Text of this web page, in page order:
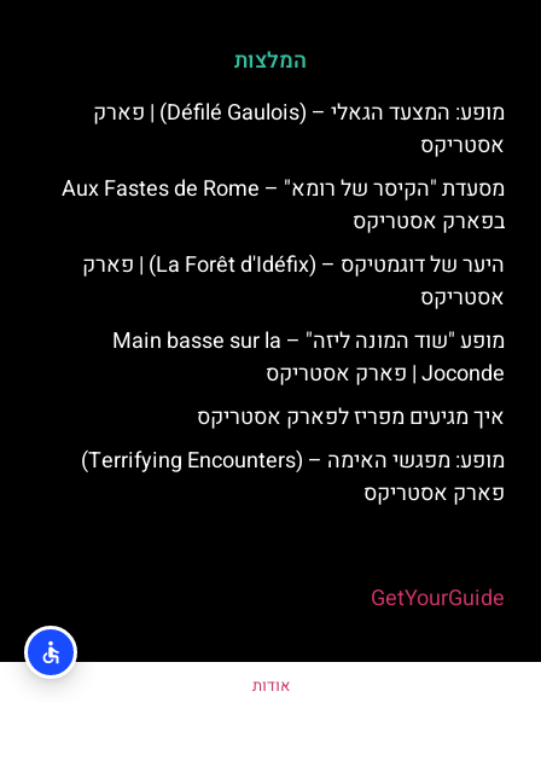
המלצות
מופע: המצעד הגאלי – (Défilé Gaulois) | פארק
אסטריקס
מסעדת "הקיסר של רומא" – Aux Fastes de Rome
בפארק אסטריקס
היער של דוגמטיקס – (La Forêt d'Idéfix) | פארק
אסטריקס
מופע "שוד המונה ליזה" – Main basse sur la
Joconde | פארק אסטריקס
איך מגיעים מפריז לפארק אסטריקס
מופע: מפגשי האימה – (Terrifying Encounters)
פארק אסטריקס
GetYourGuide
אודות